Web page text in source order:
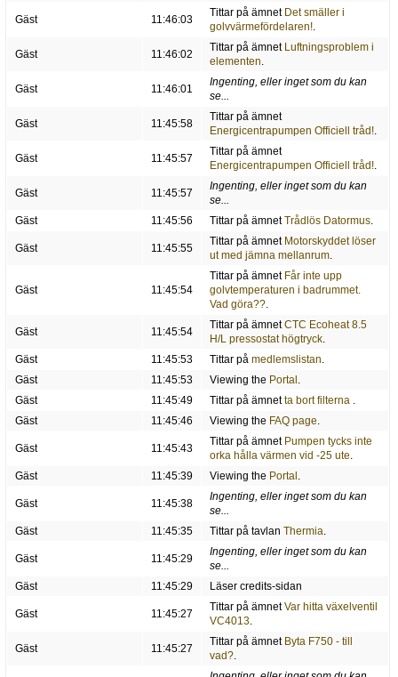
Gäst 11:46:03
Tittar på ämnet Det smäller i
golvvärmefördelaren!.
Gäst 11:46:02
Tittar på ämnet Luftningsproblem i
elementen.
Gäst 11:46:01
Ingenting, eller inget som du kan
se...
Gäst 11:45:58
Tittar på ämnet
Energicentrapumpen Officiell tråd!.
Gäst 11:45:57
Tittar på ämnet
Energicentrapumpen Officiell tråd!.
Gäst 11:45:57
Ingenting, eller inget som du kan
se...
Gäst
11:45:56 Tittar på ämnetTrådlös Datormus.
Gäst 11:45:55
Tittar på ämnet Motorskyddet löser
ut med jämna mellanrum.
Gäst 11:45:54
Tittar på ämnet Får inte upp
golvtemperaturen i badrummet.
Vad göra??.
Gäst 11:45:54
Tittar på ämnetCTC Ecoheat 8.5
H/L pressostat högtryck.
Gäst
11:45:53 Tittar på medlemslistan.
Gäst
11:45:53 Viewing the Portal .
Gäst
11:45:49 Tittar på ämnetta bort filterna .
Gäst
11:45:46 Viewing the FAQ page.
Gäst 11:45:43
Tittar på ämnet Pumpen tycks inte
orka hålla värmen vid -25 ute.
Gäst
11:45:39 Viewing the Portal .
Gäst 11:45:38
Ingenting, eller inget som du kan
se...
Gäst
11:45:35 Tittar på tavlan Thermia.
Gäst 11:45:29
Ingenting, eller inget som du kan
se...
Gäst
11:45:29 Läser credits-sidan
Gäst 11:45:27
Tittar på ämnetVar hitta växelventil
VC4013.
Gäst 11:45:27
Tittar på ämnet Byta F750 - till
vad?.